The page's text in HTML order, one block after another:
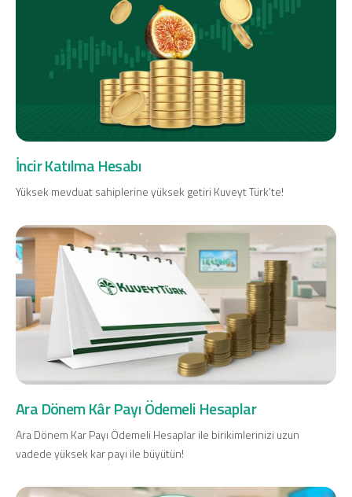
İncir Katılma Hesabı
Yüksek mevduat sahiplerine yüksek getiri Kuveyt Türk’te!
Ara Dönem Kâr Payı Ödemeli Hesaplar
Ara Dönem Kar Payı Ödemeli Hesaplar ile birikimlerinizi uzun
vadede yüksek kar payı ile büyütün!